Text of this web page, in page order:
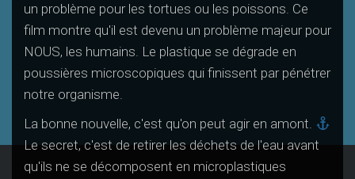
un problème pour les tortues ou les poissons. Ce
film montre qu'il est devenu un problème majeur pour
NOUS, les humains. Le plastique se dégrade en
poussières microscopiques qui finissent par pénétrer
notre organisme.
La bonne nouvelle, c'est qu'on peut agir en amont.
Le secret, c'est de retirer les déchets de l'eau avant
qu'ils ne se décomposent en microplastiques